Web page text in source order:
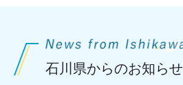
石川県からのお知らせ